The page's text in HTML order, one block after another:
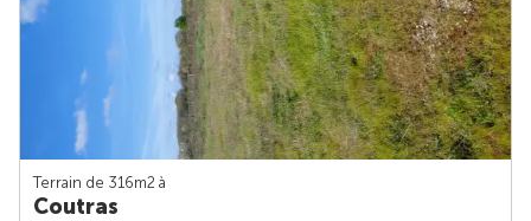
Terrain de 316m2 à
Coutras